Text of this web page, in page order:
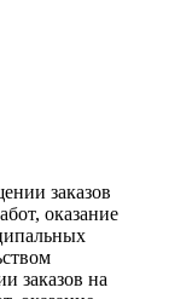
заказов
оказание
заказов на